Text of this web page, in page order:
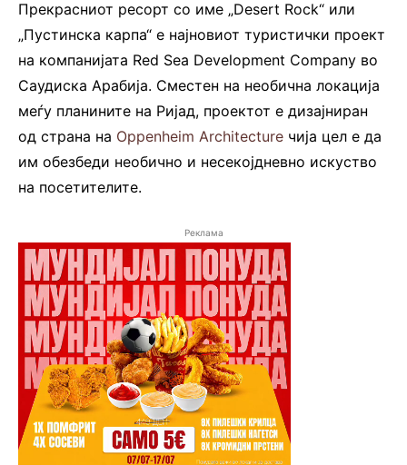
Прекрасниот ресорт со име „Desert Rock“ или
„Пустинска карпа“ е најновиот туристички проект
на компанијата Red Sea Development Company во
Саудиска Арабија. Сместен на необична локација
меѓу планините на Ријад, проектот е дизајниран
од страна на Oppenheim Architecture чија цел е да
им обезбеди необично и несекојдневно искуство
на посетителите.
Реклама